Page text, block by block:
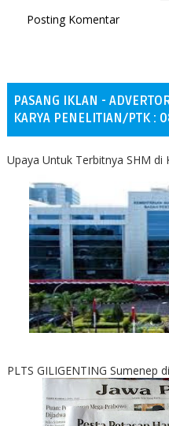
Posting Komentar
PASANG IKLAN -
KARYA PENELITIAN/PTK :
Upaya Untuk Terbitnya SHM di
PLTS GILIGENTING Sumenep